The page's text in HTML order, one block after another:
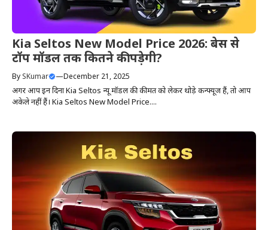
Kia Seltos New Model Price 2026: बेस से
टॉप मॉडल तक कितने की पड़ेगी?
By SKumar —December 21, 2025
अगर आप इन दिनों Kia Seltos न्यू मॉडल की कीमत को लेकर थोड़े कन्फ्यूज हैं, तो आप
अकेले नहीं हैं। Kia Seltos New Model Price....